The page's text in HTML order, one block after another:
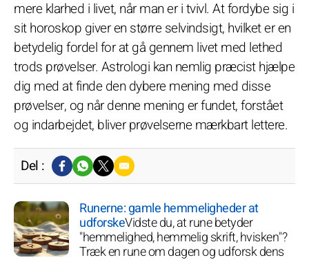
mere klarhed i livet, når man er i tvivl. At fordybe sig i
sit horoskop giver en større selvindsigt, hvilket er en
betydelig fordel for at gå gennem livet med lethed
trods prøvelser. Astrologi kan nemlig præcist hjælpe
dig med at finde den dybere mening med disse
prøvelser, og når denne mening er fundet, forstået
og indarbejdet, bliver prøvelserne mærkbart lettere.
Del :
Runerne: gamle hemmeligheder at
udforskeVidste du, at rune betyder
"hemmelighed, hemmelig skrift, hvisken"?
Træk en rune om dagen og udforsk dens